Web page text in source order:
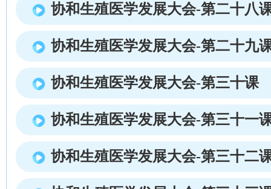
协和生殖医学发展大会-第二十八
协和生殖医学发展大会-第二十九
协和生殖医学发展大会-第三十课
协和生殖医学发展大会-第三十一
协和生殖医学发展大会-第三十二